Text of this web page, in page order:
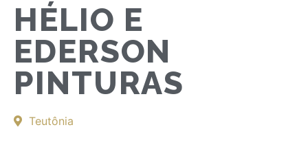
HÉLIO E
EDERSON
PINTURAS
Teutônia